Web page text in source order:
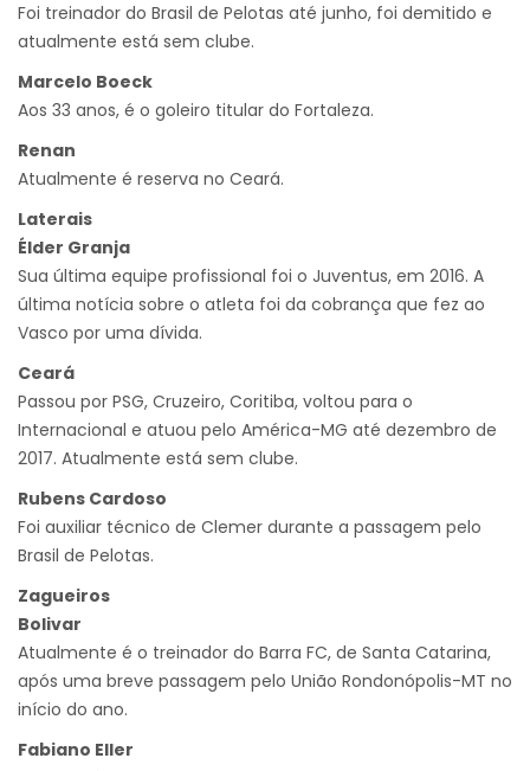
Foi treinador do Brasil de Pelotas até junho, foi demitido e
atualmente está sem clube.
Marcelo Boeck
Aos 33 anos, é o goleiro titular do Fortaleza.
Renan
Atualmente é reserva no Ceará.
Laterais
Élder Granja
Sua última equipe profissional foi o Juventus, em 2016. A
última notícia sobre o atleta foi da cobrança que fez ao
Vasco por uma dívida.
Ceará
Passou por PSG, Cruzeiro, Coritiba, voltou para o
Internacional e atuou pelo América-MG até dezembro de
2017. Atualmente está sem clube.
Rubens Cardoso
Foi auxiliar técnico de Clemer durante a passagem pelo
Brasil de Pelotas.
Zagueiros
Bolivar
Atualmente é o treinador do Barra FC, de Santa Catarina,
após uma breve passagem pelo União Rondonópolis-MT no
início do ano.
Fabiano Eller